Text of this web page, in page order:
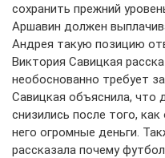
сохранить прежний
Аршавин должен
Андрея такую позицию
Виктория Савицкая
необоснованно требует
Савицкая объяснила, что
снизились после того,
него огромные деньги.
рассказала почему